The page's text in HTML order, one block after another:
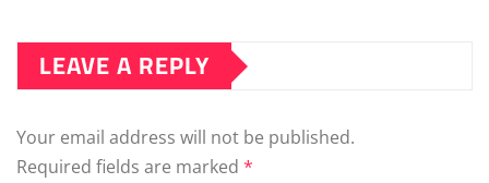
LEAVE A REPLY
Your email address will not be published.
Required fields are marked *